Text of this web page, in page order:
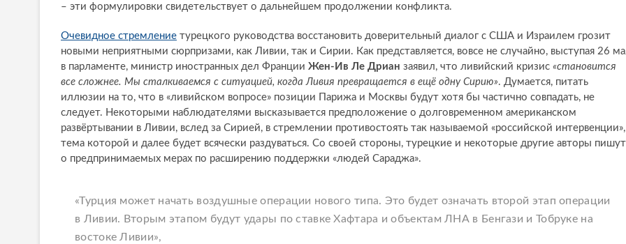
– эти формулировки свидетельствует о дальнейшем продолжении конфликта.
Очевидное стремление турецкого руководства восстановить доверительный диалог с США и Израилем грозит
новыми неприятными сюрпризами, как Ливии, так и Сирии. Как представляется, вовсе не случайно, выступая 26
в парламенте, министр иностранных дел Франции Жен-Ив Ле Дриан заявил, что ливийский кризис «становится
все сложнее. Мы сталкиваемся с ситуацией, когда Ливия превращается в ещё одну Сирию». Думается, питать
иллюзии на то, что в «ливийском вопросе» позиции Парижа и Москвы будут хотя бы частично совпадать, не
следует. Некоторыми наблюдателями высказывается предположение о долговременном американском
развёртывании в Ливии, вслед за Сирией, в стремлении противостоять так называемой «российской интервенции»,
тема которой и далее будет всячески раздуваться. Со своей стороны, турецкие и некоторые другие авторы пишут
о предпринимаемых мерах по расширению поддержки «людей Сараджа».
«Турция может начать воздушные операции нового типа. Это будет означать второй этап операции
в Ливии. Вторым этапом будут удары по ставке Хафтара и объектам ЛНА в Бенгази и Тобруке на
востоке Ливии»,